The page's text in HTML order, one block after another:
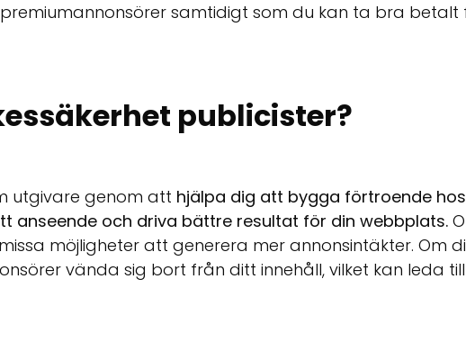
samtidigt som du kan ta bra betalt
publicister?
utgivare genom att hjälpa dig att bygga förtroende hos
anseende och driva bättre resultat för din webbplats.
möjligheter att generera mer annonsintäkter. Om
vända sig bort från ditt innehåll, vilket kan leda till